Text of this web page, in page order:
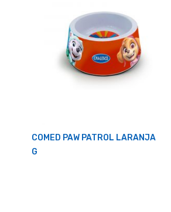
COMED PAW PATROL LARANJA
G